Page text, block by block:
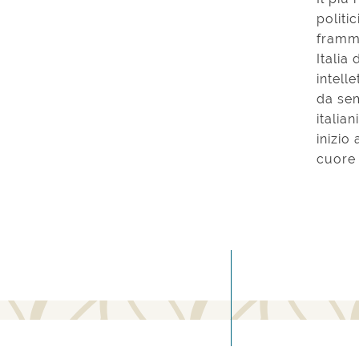
Italia
da
inizio
cuore